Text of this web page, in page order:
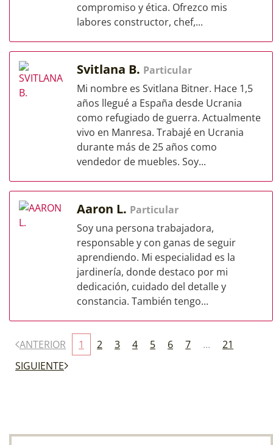
compromiso y ética. Ofrezco mis
labores constructor, chef,...
Svitlana B. Particular
Mi nombre es Svitlana Bitner. Hace 1,5
años llegué a España desde Ucrania
como refugiado de guerra. Actualmente
vivo en Manresa. Trabajé en Ucrania
durante más de 25 años como
vendedor de muebles. Soy...
Aaron L. Particular
Soy una persona trabajadora,
responsable y con ganas de seguir
aprendiendo. Mi especialidad es la
jardinería, donde destaco por mi
dedicación, cuidado del detalle y
constancia. También tengo...
ANTERIOR 1 2 3 4 5 6 7 ...
21
SIGUIENTE